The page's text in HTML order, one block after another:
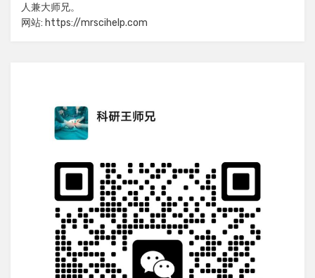
人兼大师兄。
网站: https://mrscihelp.com